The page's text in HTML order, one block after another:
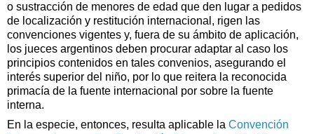
o sustracción de menores de edad que den lugar a pedidos
de localización y restitución internacional, rigen las
convenciones vigentes y, fuera de su ámbito de aplicación,
los jueces argentinos deben procurar adaptar al caso los
principios contenidos en tales convenios, asegurando el
interés superior del niño, por lo que reitera la reconocida
primacía de la fuente internacional por sobre la fuente
interna.
En la especie, entonces, resulta aplicable la Convención